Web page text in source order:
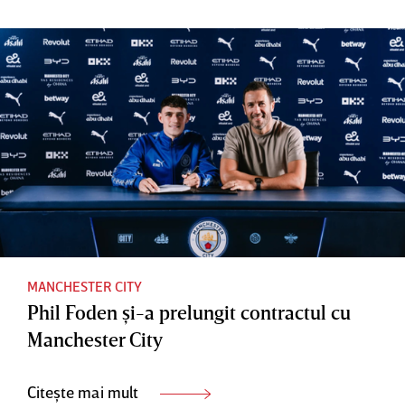
MANCHESTER CITY
Phil Foden şi-a prelungit contractul cu
Manchester City
Citește mai mult